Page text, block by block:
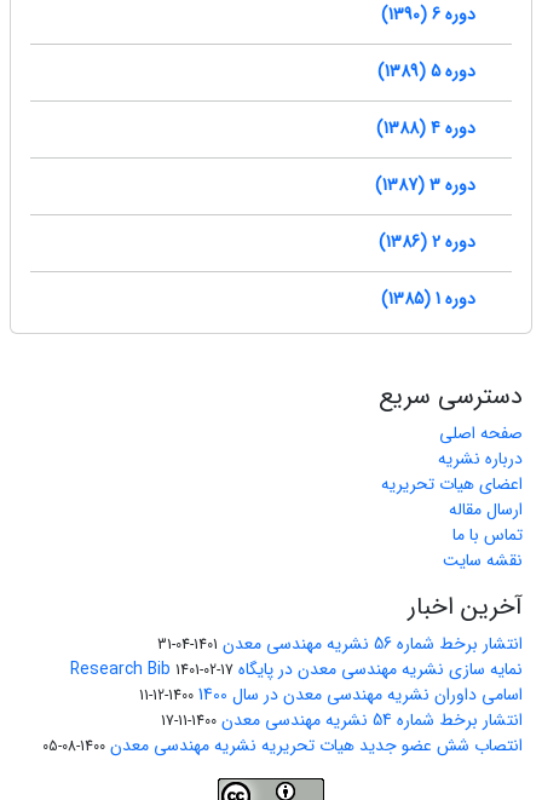
دوره 6 (1390)
دوره 5 (1389)
دوره 4 (1388)
دوره 3 (1387)
دوره 2 (1386)
دوره 1 (1385)
دسترسی سریع
صفحه اصلی
درباره نشریه
اعضای هیات تحریریه
ارسال مقاله
تماس با ما
نقشه سایت
آخرین اخبار
انتشار برخط شماره 56 نشریه مهندسی معدن 1401-04-31
نمایه سازی نشریه مهندسی معدن در پایگاه Research Bib 1401-02-17
اسامی داوران نشریه مهندسی معدن در سال 1400 1400-12-11
انتشار برخط شماره 54 نشریه مهندسی معدن 1400-11-17
انتصاب شش عضو جدید هیات تحریریه نشریه مهندسی معدن 1400-08-05